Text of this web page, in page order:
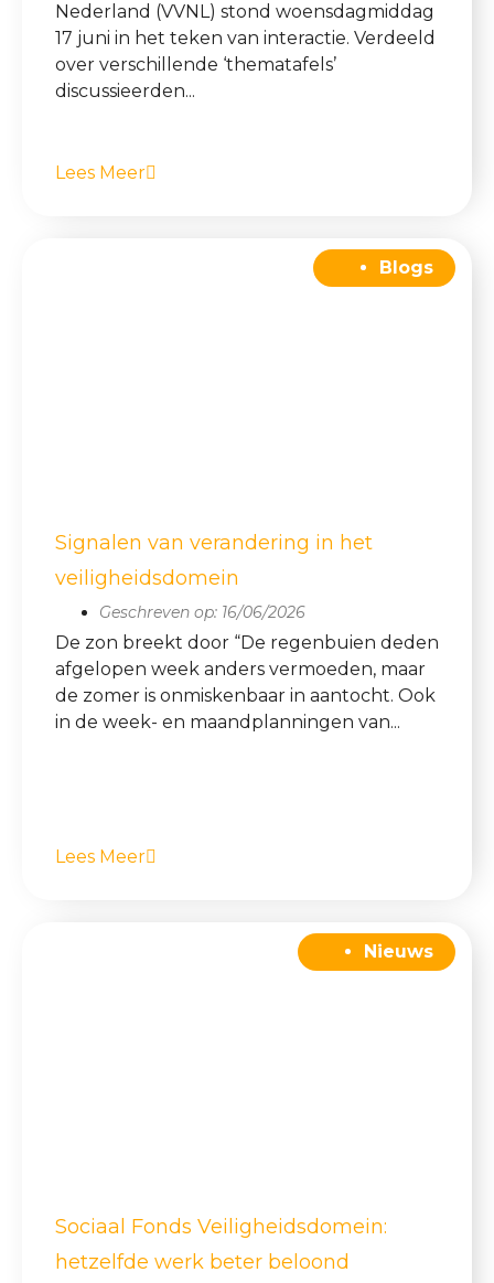
Nederland (VVNL) stond woensdagmiddag
17 juni in het teken van interactie. Verdeeld
over verschillende ‘thematafels’
discussieerden...
Lees Meer
Blogs
Signalen van verandering in het
veiligheidsdomein
Geschreven op: 16/06/2026
De zon breekt door “De regenbuien deden
afgelopen week anders vermoeden, maar
de zomer is onmiskenbaar in aantocht. Ook
in de week- en maandplanningen van...
Lees Meer
Nieuws
Sociaal Fonds Veiligheidsdomein:
hetzelfde werk beter beloond